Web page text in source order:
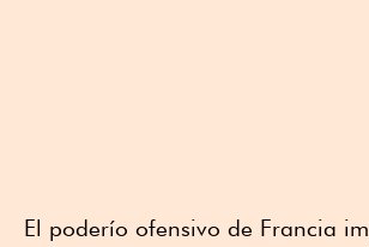
El poderío ofensivo de Francia